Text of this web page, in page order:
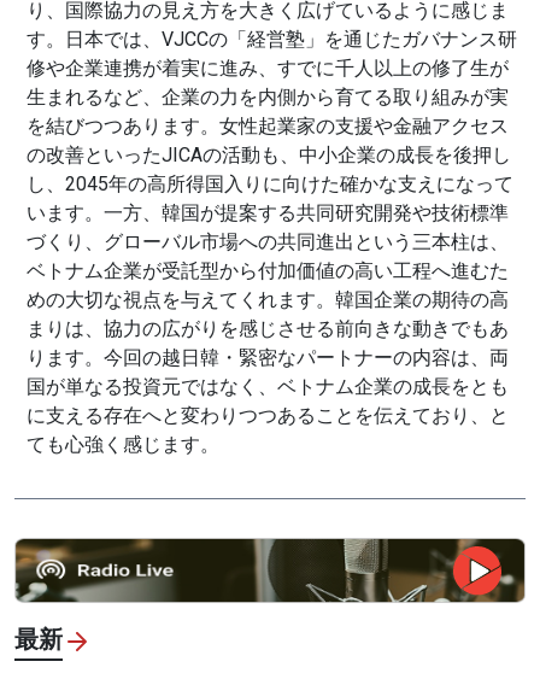
り、国際協力の見え方を大きく広げているように感じま
す。日本では、VJCCの「経営塾」を通じたガバナンス研
修や企業連携が着実に進み、すでに千人以上の修了生が
生まれるなど、企業の力を内側から育てる取り組みが実
を結びつつあります。女性起業家の支援や金融アクセス
の改善といったJICAの活動も、中小企業の成長を後押し
し、2045年の高所得国入りに向けた確かな支えになって
います。一方、韓国が提案する共同研究開発や技術標準
づくり、グローバル市場への共同進出という三本柱は、
ベトナム企業が受託型から付加価値の高い工程へ進むた
めの大切な視点を与えてくれます。韓国企業の期待の高
まりは、協力の広がりを感じさせる前向きな動きでもあ
ります。今回の越日韓・緊密なパートナーの内容は、両
国が単なる投資元ではなく、ベトナム企業の成長をとも
に支える存在へと変わりつつあることを伝えており、と
ても心強く感じます。
最新